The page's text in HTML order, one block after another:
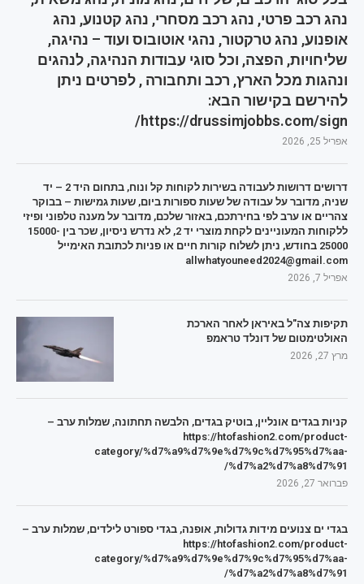
נהג רכב פרטי, נהג רכב מסחרי, נהג קטנוע, נהג
אופנוע, נהג טרקטור, נהגי אוטובוס ועוד – נהיגה,
שליחויות, הפצה, וכל סוגי עבודות הנהיגה, לנהגים
ונהגות מכל הארץ, רכב ותחבורה , לפרטים ניתן
להירשם בקישור הבא:
https://drussimjobbs.com/sign/
אפריל 25, 2026
דרושים דרושות לעבודה בשירות לקוחות קל ונוח, בתחום היד 2 – יד
שניה, מדובר על עבודה של שעות ספורות ביום, שעות גמישות – בבוקר
צהריים או ערב לפי בחירתכם, באזור שלכם, מדובר על מענה טלפוני ופיזי
ללקוחות המעוניינים לקחת מוצרי יד 2, לא נדרש ניסיון, שכר בין 15000-
25000 בחודש, ניתן לשלוח קורות חיים או פניות לכתובת האימייל
allwhatyouneed2024@gmail.com
אפריל 7, 2026
תקיפות צה"ל באיראן לאחר הארכת
האולטימטום של דונלד טראמפ
מרץ 27, 2026
קניות בגדים אונליין, בוטיק בגדים, הלבשה תחתונה, שמלות ערב –
https://htofashion2.com/product-
category/%d7%a9%d7%9e%d7%9c%d7%95%d7%aa-
%d7%a2%d7%a8%d7%91/
פברואר 27, 2026
בגדי ים צנועים מידות גדולות, אופנה, בגדי ספורט לילדים, שמלות ערב –
https://htofashion2.com/product-
category/%d7%a9%d7%9e%d7%9c%d7%95%d7%aa-
%d7%a2%d7%a8%d7%91/